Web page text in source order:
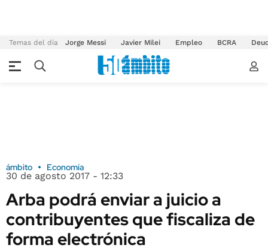
Temas del día Jorge Messi Javier Milei Empleo BCRA
ámbito Economía
30 de agosto 2017 - 12:33
Arba podrá enviar a juicio a
contribuyentes que fiscaliza de
forma electrónica